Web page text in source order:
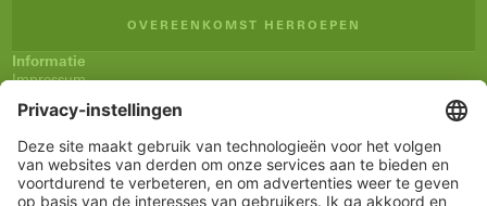
OVEREENKOMST HERROEPEN
Informatie
Impressum
Privacyverklaring
Herroepingsrecht
Verklaring inzake toegankelijkheid
Nieuwsbrief